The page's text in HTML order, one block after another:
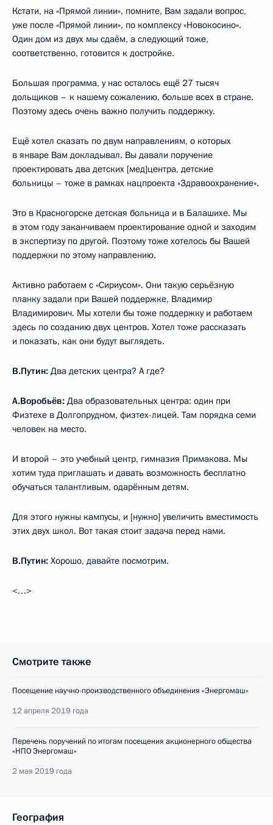
Кстати, на «Прямой линии», помните, Вам задали вопрос,
уже после «Прямой линии», по комплексу «Новокосино».
Один дом из двух мы сдаём, а следующий тоже,
соответственно, готовится к достройке.
Большая программа, у нас осталось ещё 27 тысяч
дольщиков – к нашему сожалению, больше всех в стране.
Поэтому здесь очень важно получить поддержку.
Ещё хотел сказать по двум направлениям, о которых
в январе Вам докладывал. Вы давали поручение
проектировать два детских [мед]центра, детские
больницы – тоже в рамках нацпроекта «Здравоохранение».
Это в Красногорске детская больница и в Балашихе. Мы
в этом году заканчиваем проектирование одной и заходим
в экспертизу по другой. Поэтому тоже хотелось бы Вашей
поддержки по этому направлению.
Активно работаем с «Сириусом». Они такую серьёзную
планку задали при Вашей поддержке, Владимир
Владимирович. Мы хотели бы тоже поддержку и работаем
здесь по созданию двух центров. Хотел тоже рассказать
и показать, как они будут выглядеть.
В.Путин: Два детских центра? А где?
А.Воробьёв: Два образовательных центра: один при
Физтехе в Долгопрудном, физтех-лицей. Там порядка семи
человек на место.
И второй – это учебный центр, гимназия Примакова. Мы
хотим туда приглашать и давать возможность бесплатно
обучаться талантливым, одарённым детям.
Для этого нужны кампусы, и [нужно] увеличить вместимость
этих двух школ. Вот такая стоит задача перед нами.
В.Путин: Хорошо, давайте посмотрим.
<…>
Смотрите также
Посещение научно-производственного объединения «Энергомаш»
12 апреля 2019 года
Перечень поручений по итогам посещения акционерного общества
«НПО Энергомаш»
2 мая 2019 года
География